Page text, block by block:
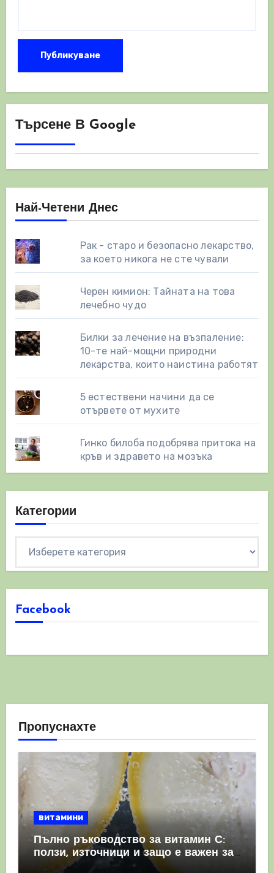
Търсене В Google
Най-Четени Днес
Рак - старо и безопасно лекарство,
за което никога не сте чували
Черен кимион: Тайната на това
лечебно чудо
Билки за лечение на възпаление:
10-те най-мощни природни
лекарства, които наистина работят
5 естествени начини да се
отървете от мухите
Гинко билоба подобрява притока на
кръв и здравето на мозъка
Категории
Facebook
Пропуснахте
витамини
Пълно ръководство за витамин С:
ползи, източници и защо е важен за
имунната система